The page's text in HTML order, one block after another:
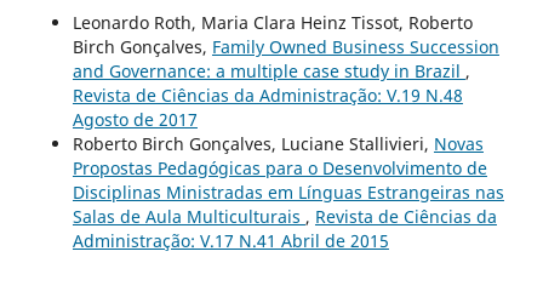
Leonardo Roth, Maria Clara Heinz Tissot, Roberto
Birch Gonçalves, Family Owned Business Succession
and Governance: a multiple case study in Brazil ,
Revista de Ciências da Administração: V.19 N.48
Agosto de 2017
Roberto Birch Gonçalves, Luciane Stallivieri, Novas
Propostas Pedagógicas para o Desenvolvimento de
Disciplinas Ministradas em Línguas Estrangeiras nas
Salas de Aula Multiculturais , Revista de Ciências da
Administração: V.17 N.41 Abril de 2015